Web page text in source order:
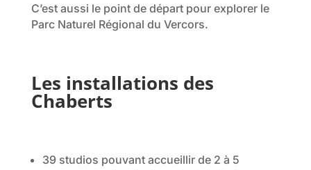
C’est aussi le point de départ pour explorer le
Parc Naturel Régional du Vercors.
Les installations des
Chaberts
39 studios pouvant accueillir de 2 à 5